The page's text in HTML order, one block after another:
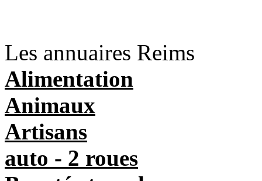
Les annuaires Reims
Alimentation
Animaux
Artisans
auto - 2 roues